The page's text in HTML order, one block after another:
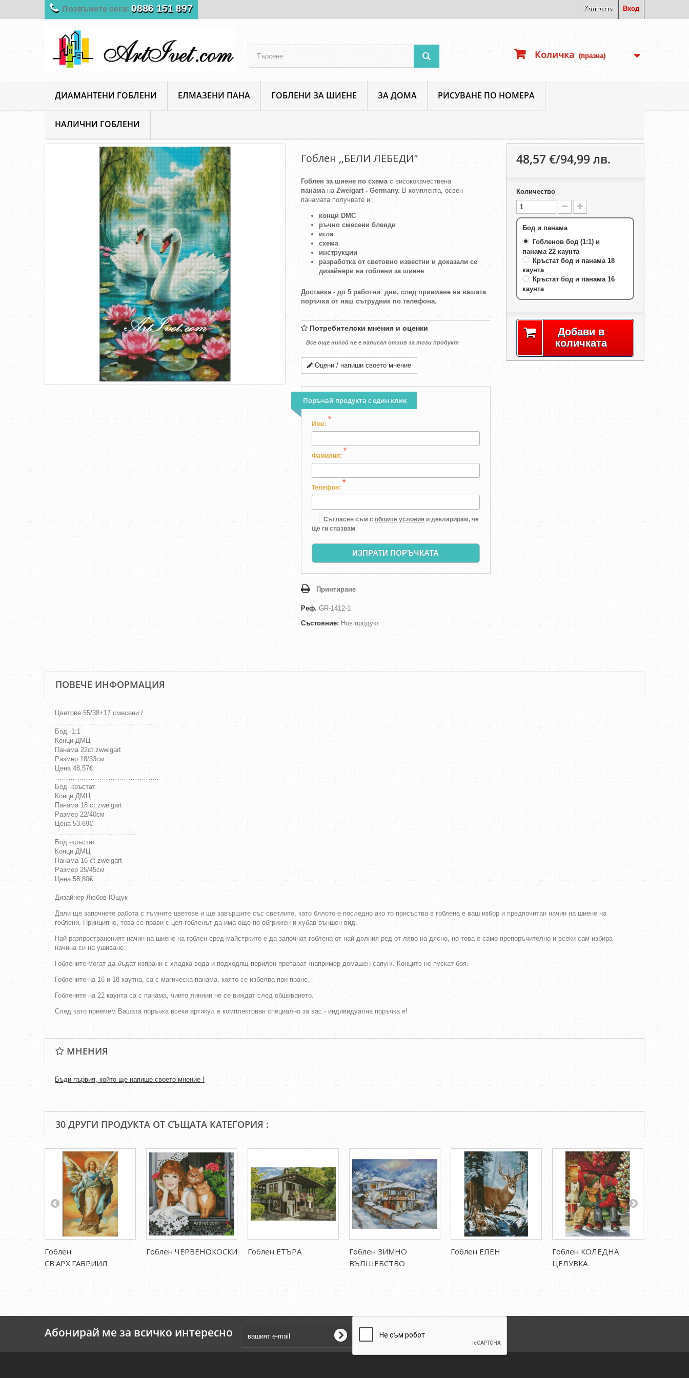
Вход
Контакти
Позвънете сега: 0886 151 897
ДИАМАНТЕНИ ГОБЛЕНИ ЕЛМАЗЕНИ ПАНА ГОБЛЕНИ ЗА ШИЕНЕ ЗА ДОМА РИСУВАНЕ ПО НОМЕРА
НАЛИЧНИ ГОБЛЕНИ
Количка (празна)
ArtIvet Гоблени за шиене
Гоблен ,,БЕЛИ ЛЕБЕДИ”
Гоблен за шиене по схемас висококачествена
панамана Zweigart - Germany. В комплекта, освен
панамата получвате и:
конци DMC
ръчно смесени бленди
игла
схема
инструкции
разработка от световно известни и доказали се
дизайнери на гоблени за шиене
Доставка - до 5 работни дни, след приемане на вашата
поръчка от наш сътрудник по телефона.
Потребителски мнения и оценки
Все още никой не е написал отзив за този продукт
Оцени / напиши своето мнение
Поръчай продукта с един клик
Име:
*
Фамилия:
*
Телефон:
*
Съгласен съм с общите условия и декларирам, че
ще ги спазвам
ИЗПРАТИ ПОРЪЧКАТА
Принтиране
Реф. GR-1412-1
Състояние: Нов продукт
48,57 €/94,99 лв.
Количество
Бод и панама
Гобленов бод (1:1) и
панама 22 каунта
Кръстат бод и панама 18
каунта
Кръстат бод и панама 16
каунта
Добави в
количката
ПОВЕЧЕ ИНФОРМАЦИЯ
Цветове 55/38+17 смесени /
………………………………………
Бод -1:1
Конци ДМЦ
Панама 22ct zwwigart
Размер 18/33см
Цена 48,57€
………………………………………..
Бод -кръстат
Конци ДМЦ
Панама 18 ct zweigart
Размер 22/40см
Цена 53.69€
………………………………..
Бод -кръстат
Конци ДМЦ
Панама 16 ct zweigart
Размер 25/45см
Цена 58,80€
Дизайнер Любов Ющук
Дали ще започнете работа с тъмните цветове и ще завършите със светлите, като бялото е последно ако то присъства в гоблена е ваш избор и предпочитан начин на шиене на
гоблени. Принципно, това се прави с цел гобленът да има още по-обгрижен и хубав външен вид.
Най-разпространеният начин на шиене на гоблен сред майстрките е да започнат гоблена от най-долния ред от ляво на дясно, но това е само препоръчително и всеки сам избира
начина си на ушиване.
Гоблените могат да бъдат изпрани с хладка вода и подходящ перилен препарат /например домашен сапун/. Конците не пускат боя.
Гоблените на 16 и 18 каутна, са с магическа панама, която се избелва при пране.
Гоблените на 22 каунта са с панама, чиито линнии не се виждат след обшиването.
След като приемем Вашата поръчка всеки артикул е комплектован специално за вас - индивидуална поръчка е!
МНЕНИЯ
Бъди първия, който ще напише своето мнение !
30 ДРУГИ ПРОДУКТА ОТ СЪЩАТА КАТЕГОРИЯ :
Гоблен
СВ.АРХ.ГАВРИИЛ
Гоблен ЧЕРВЕНОКОСКИ Гоблен ЕТЪРА
Гоблен ЗИМНО
ВЪЛШЕБСТВО
Гоблен ЕЛЕН
Гоблен КОЛЕДНА
ЦЕЛУВКA
Абонирай ме за всичко интересно